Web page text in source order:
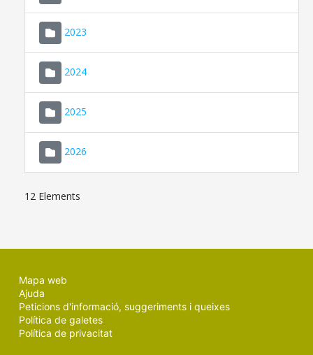
2023
2024
2025
2026
12 Elements
Mapa web
Ajuda
Peticions d'informació, suggeriments i queixes
Política de galetes
Política de privacitat